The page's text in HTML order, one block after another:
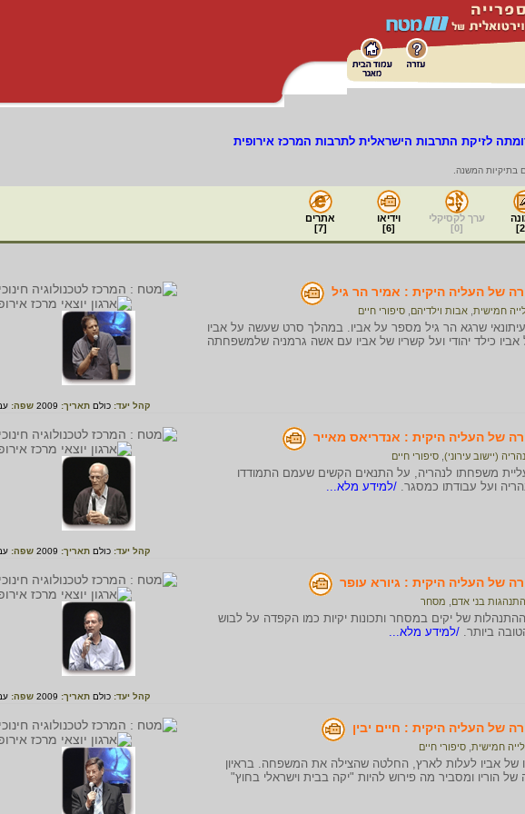
לזיקת התרבות הישראלית לתרבות המרכז אירופית
]
ערך לקסיקלי
[
0
]
וידיאו
[
6
]
אתרים
[
7
]
של העליה היקית : אמיר הר גיל
חמישית אבות וילדיהם סיפורי חיים
שרגא הר גיל מספר על אביו. במהלך סרט שעשה על אביו
כילד יהודי ועל קשריו של אביו עם אשה גרמניה שלמשפחתה
קהל יעד: כולם תאריך: 2009 שפה:
של העליה היקית : אנדריאס מאייר
נהריה (יישוב עירוני) סיפורי חיים
משפחתו לנהריה, על התנאים הקשים שעמם התמודדו
ועל עבודתו כמסגר. /למידע מלא...
קהל יעד: כולם תאריך: 2009 שפה:
של העליה היקית : גיורא עופר
התנהגות בני אדם מסחר
של יקים במסחר ותכונות יקיות כמו הקפדה על לבוש
ביותר. /למידע מלא...
קהל יעד: כולם תאריך: 2009 שפה:
של העליה היקית : חיים יבין
חמישית סיפורי חיים
של אביו לעלות לארץ, החלטה שהצילה את המשפחה. בראיון
הוריו ומסביר מה פירוש להיות "יקה בבית וישראלי בחוץ"